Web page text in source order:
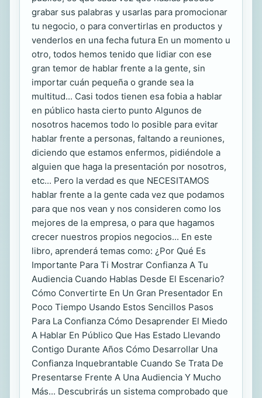
grabar sus palabras y usarlas para promocionar
tu negocio, o para convertirlas en productos y
venderlos en una fecha futura En un momento u
otro, todos hemos tenido que lidiar con ese
gran temor de hablar frente a la gente, sin
importar cuán pequeña o grande sea la
multitud... Casi todos tienen esa fobia a hablar
en público hasta cierto punto Algunos de
nosotros hacemos todo lo posible para evitar
hablar frente a personas, faltando a reuniones,
diciendo que estamos enfermos, pidiéndole a
alguien que haga la presentación por nosotros,
etc... Pero la verdad es que NECESITAMOS
hablar frente a la gente cada vez que podamos
para que nos vean y nos consideren como los
mejores de la empresa, o para que hagamos
crecer nuestros propios negocios... En este
libro, aprenderá temas como: ¿Por Qué Es
Importante Para Ti Mostrar Confianza A Tu
Audiencia Cuando Hablas Desde El Escenario?
Cómo Convertirte En Un Gran Presentador En
Poco Tiempo Usando Estos Sencillos Pasos
Para La Confianza Cómo Desaprender El Miedo
A Hablar En Público Que Has Estado Llevando
Contigo Durante Años Cómo Desarrollar Una
Confianza Inquebrantable Cuando Se Trata De
Presentarse Frente A Una Audiencia Y Mucho
Más... Descubrirás un sistema comprobado que